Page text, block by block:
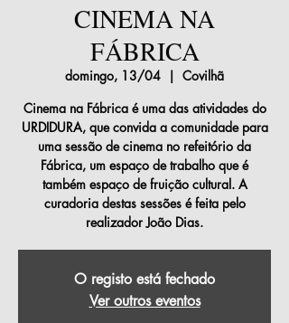
CINEMA NA
FÁBRICA
domingo, 13/04
  |
Covilhã
Cinema na Fábrica é uma das atividades do
URDIDURA, que convida a comunidade para
uma sessão de cinema no refeitório da
Fábrica, um espaço de trabalho que é
também espaço de fruição cultural. A
curadoria destas sessões é feita pelo
realizador João Dias.
O registo está fechado
Ver outros eventos